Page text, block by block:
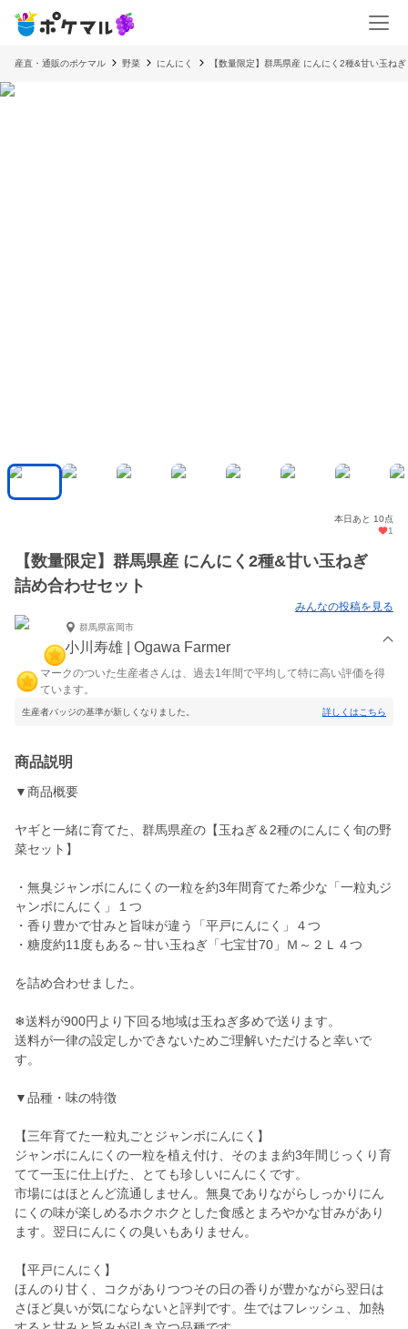
産直・通販のポケマル 野菜 にんにく 【数量限定】群馬県産 にんにく2種&甘い玉ね
本日あと 10点
1
【数量限定】群馬県産 にんにく2種&甘い玉ねぎ
詰め合わせセット
みんなの投稿を見る
群馬県富岡市
小川寿雄 | Ogawa Farmer
マークのついた生産者さんは、過去1年間で平均して特に高い評価を得
ています。
生産者バッジの基準が新しくなりました。 詳しくはこちら
商品説明
▼商品概要
ヤギと一緒に育てた、群馬県産の【玉ねぎ＆2種のにんにく旬の野
菜セット】
・無臭ジャンボにんにくの一粒を約3年間育てた希少な「一粒丸ジ
ャンボにんにく」１つ
・香り豊かで甘みと旨味が違う「平戸にんにく」４つ
・糖度約11度もある～甘い玉ねぎ「七宝甘70」Ｍ～２Ｌ４つ
を詰め合わせました。
❄︎送料が900円より下回る地域は玉ねぎ多めで送ります。
送料が一律の設定しかできないためご理解いただけると幸いで
す。
▼品種・味の特徴
【三年育てた一粒丸ごとジャンボにんにく】
ジャンボにんにくの一粒を植え付け、そのまま約3年間じっくり育
てて一玉に仕上げた、とても珍しいにんにくです。
市場にはほとんど流通しません。無臭でありながらしっかりにん
にくの味が楽しめるホクホクとした食感とまろやかな甘みがあり
ます。翌日にんにくの臭いもありません。
【平戸にんにく】
ほんのり甘く、コクがありつつその日の香りが豊かながら翌日は
さほど臭いが気にならないと評判です。生ではフレッシュ、加熱